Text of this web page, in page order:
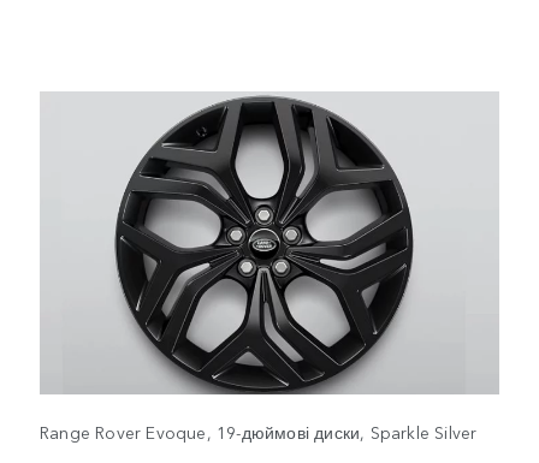
Range Rover Evoque, 19-дюймові диски, Sparkle Silver